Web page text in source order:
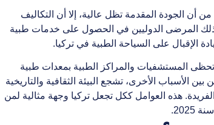
أن الجودة المقدمة تظل عالية، إلا أن التكاليف
ذلك المرضى الدوليين في الحصول على خدمات طبية
الإقبال على السياحة الطبية في تركيا.
تحظى المستشفيات والمراكز الطبية بمعدات طبية
الأسباب الأخرى، تشجع البيئة الثقافية والتاريخية
هذه العوامل ككل تجعل تركيا وجهة مثالية لمن